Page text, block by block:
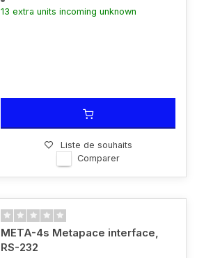
13 extra units incoming unknown
Liste de souhaits
Comparer
META-4s Metapace interface,
RS-232